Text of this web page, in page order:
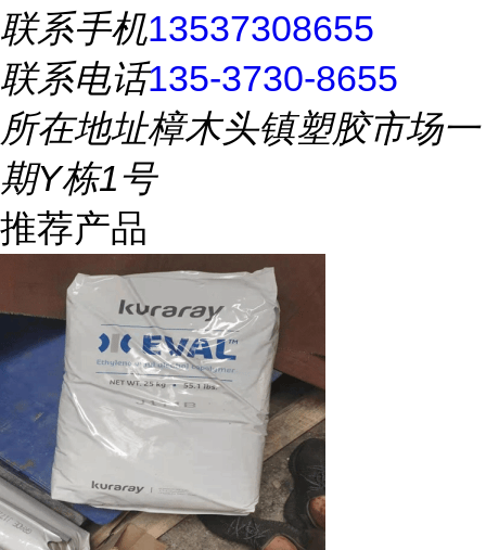
联系手机13537308655
联系电话135-3730-8655
所在地址樟木头镇塑胶市场一
期Y栋1号
推荐产品